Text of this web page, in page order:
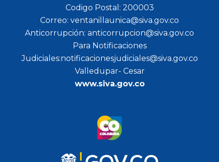
Codigo Postal: 200003
Correo: ventanillaunica@siva.gov.co
Anticorrupción: anticorrupcion@siva.gov.co
Para Notificaciones
Judiciales:notificacionesjudiciales@siva.gov.co
Valledupar- Cesar
www.siva.gov.co